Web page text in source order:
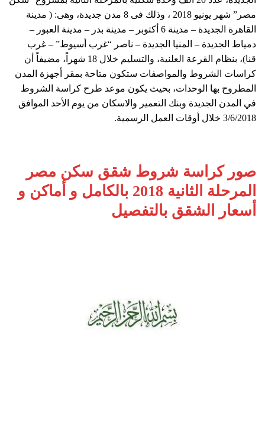
مصر” شهر يونيو 2018 ، وذلك فى 8 مدن جديدة، وهى: ( مدينة
القاهرة الجديدة – مدينة 6 أكتوبر – مدينة بدر – مدينة العبور –
دمياط الجديدة – المنيا الجديدة – ناصر “غرب أسيوط” – غرب
قنا)، بنظام القرعة العلنية، والتسليم خلال 18 شهراً، مضيفاً أن
كراسات الشروط والمواصفات ستكون متاحة بمقر أجهزة المدن
المطروح بها الوحدات، بحيث يكون موعد طرح كراسة الشروط
في المدن الجديدة وبنك التعمير والاسكان من يوم الأحد الموافق
3/6/2018 خلال أوقات العمل الرسمية.
صور كراسة شروط شقق سكن مصر
المرحلة الثانية 2018 بالكامل و أماكن و
أسعار الشقق بالتفصيل